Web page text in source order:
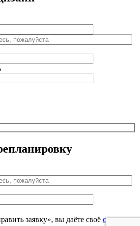
заявку», вы даёте своё согласие